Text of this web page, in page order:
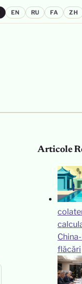
EN RU FA ZH
Articole
flăcări